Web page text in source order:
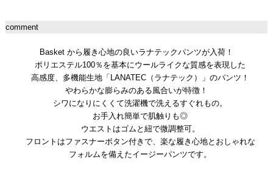
comment
Basket から履き心地の良いラナテックパンツが入荷！
ポリエステル100％を基本にウールライクな質感を表現した
高感度、多機能生地「LANATEC（ラナテック）」のパンツ！
やわらかな膨らみのある風合いが特徴！
シワになりにくくて洗濯機で洗えるすぐれもの。
お手入れ簡単で肌触りも◎
ウエストはゴムと紐で微調整可。
フロントはファスナーボタン付きで、楽な履き心地とおしゃれな
フォルムを備えたイージーパンツです。